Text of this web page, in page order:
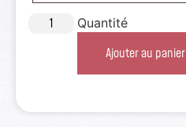
Quantité
Ajouter au panier